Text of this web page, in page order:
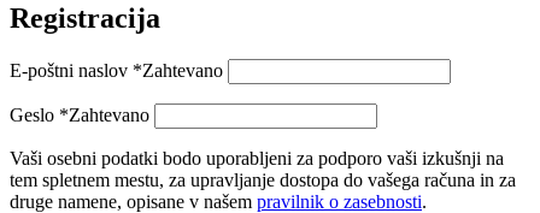
Registracija
E-poštni naslov *Zahtevano
Geslo *Zahtevano
Vaši osebni podatki bodo uporabljeni za podporo vaši izkušnji na
tem spletnem mestu, za upravljanje dostopa do vašega računa in za
druge namene, opisane v našem pravilnik o zasebnosti.